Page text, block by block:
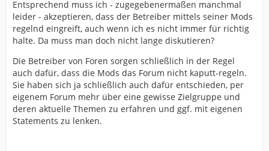
Entsprechend muss ich - zugegebenermaßen manchmal
leider - akzeptieren, dass der Betreiber mittels seiner Mods
regelnd eingreift, auch wenn ich es nicht immer für richtig
halte. Da muss man doch nicht lange diskutieren?
Die Betreiber von Foren sorgen schließlich in der Regel
auch dafür, dass die Mods das Forum nicht kaputt-regeln.
Sie haben sich ja schließlich auch dafür entschieden, per
eigenem Forum mehr über eine gewisse Zielgruppe und
deren aktuelle Themen zu erfahren und ggf. mit eigenen
Statements zu lenken.